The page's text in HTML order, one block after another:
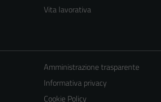
Vita lavorativa
Amministrazione trasparente
Informativa privacy
Cookie Policy
Tecnici
Questi cookie
sono necessari